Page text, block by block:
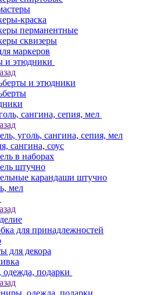
краска
перманентные
сквизеры
маркеров
и этюдники
и этюдники
сангина, сепия, мел
уголь, сангина, сепия, мел
сангина, соус
в наборах
штучно
карандаши штучно
мел
для принадлежностей
для декора
подарки
одежда, подарки